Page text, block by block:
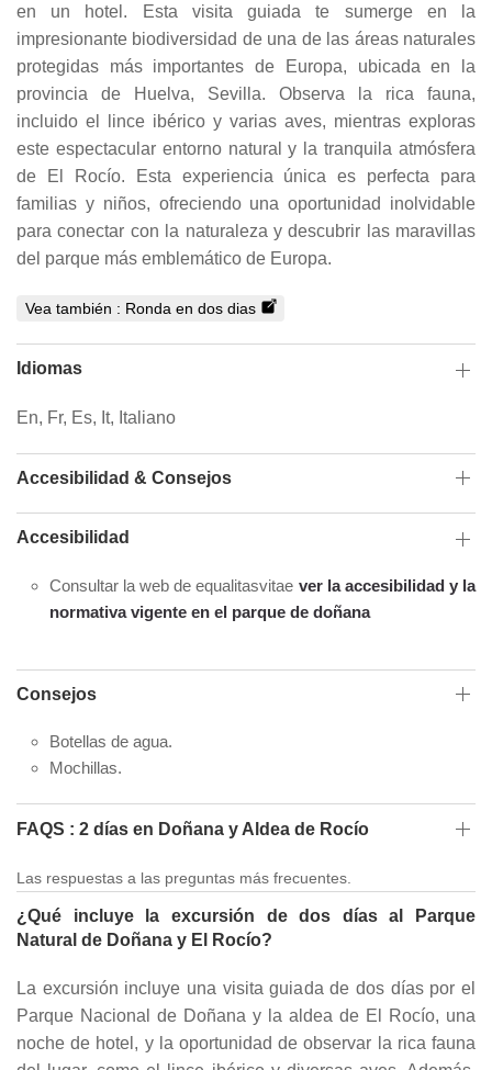
en un hotel. Esta visita guiada te sumerge en la
impresionante biodiversidad de una de las áreas naturales
protegidas más importantes de Europa, ubicada en la
provincia de Huelva, Sevilla. Observa la rica fauna,
incluido el lince ibérico y varias aves, mientras exploras
este espectacular entorno natural y la tranquila atmósfera
de El Rocío. Esta experiencia única es perfecta para
familias y niños, ofreciendo una oportunidad inolvidable
para conectar con la naturaleza y descubrir las maravillas
del parque más emblemático de Europa.
Vea también : Ronda en dos dias
Idiomas
En, Fr, Es, It, Italiano
Accesibilidad & Consejos
Accesibilidad
Consultar la web de equalitasvitae ver la accesibilidad y la
normativa vigente en el parque de doñana
Consejos
Botellas de agua.
Mochillas.
FAQS : 2 días en Doñana y Aldea de Rocío
Las respuestas a las preguntas más frecuentes.
¿Qué incluye la excursión de dos días al Parque
Natural de Doñana y El Rocío?
La excursión incluye una visita guiada de dos días por el
Parque Nacional de Doñana y la aldea de El Rocío, una
noche de hotel, y la oportunidad de observar la rica fauna